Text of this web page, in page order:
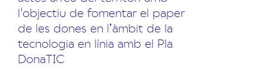
l'objectiu de fomentar el paper
de les dones en l’àmbit de la
tecnologia en línia amb el Pla
DonaTIC